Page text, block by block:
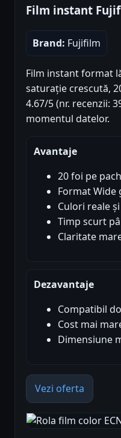
Film instant
Brand: Fujifilm
Film instant format
saturație crescută,
4.67/5 (nr. recenzii:
momentul datelor.
Avantaje
20 foi pe
Format Wide
Culori reale
Timp scurt
Claritate
Dezavantaje
Compatibil
Cost mai
Dimensiune
Vezi oferta